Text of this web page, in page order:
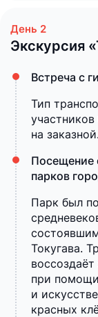
Экскурсия
Встреча с
Тип
на
Посещение
парков
Парк был
Токугава.
при
и
красных